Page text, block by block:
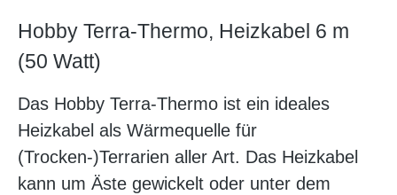
Hobby Terra-Thermo, Heizkabel 6 m
(50 Watt)
Das Hobby Terra-Thermo ist ein ideales
Heizkabel als Wärmequelle für
(Trocken-)Terrarien aller Art. Das Heizkabel
kann um Äste gewickelt oder unter dem